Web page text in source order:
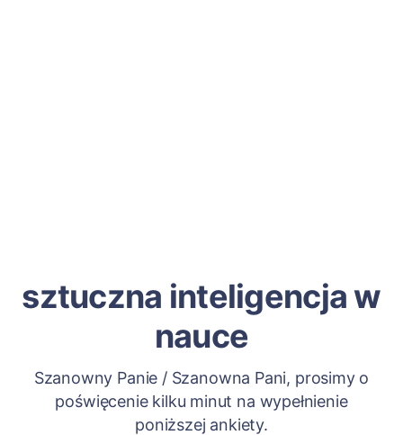
sztuczna inteligencja w
nauce
Szanowny Panie / Szanowna Pani, prosimy o
poświęcenie kilku minut na wypełnienie
poniższej ankiety.